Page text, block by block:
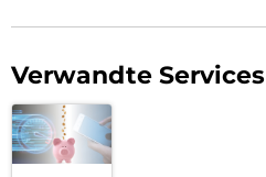
Verwandte Services